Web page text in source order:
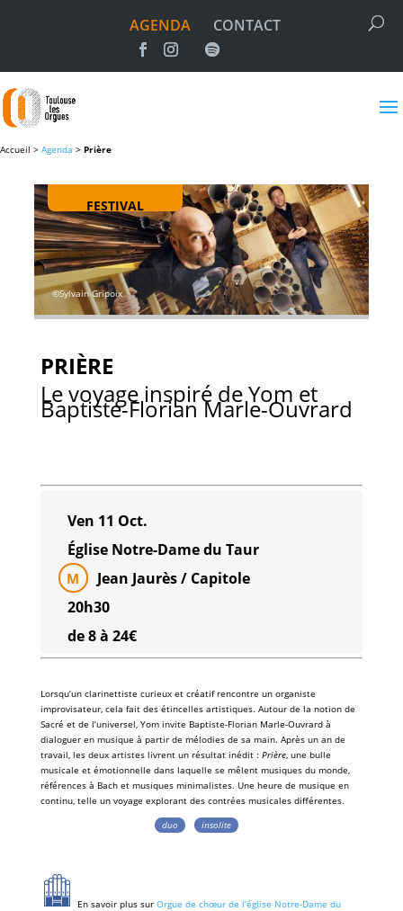
AGENDA CONTACT
Accueil > Agenda > Prière
FESTIVAL
©Sylvain Gripoix
PRIÈRE
Le voyage inspiré de Yom et
Baptiste-Florian Marle-Ouvrard
Ven 11 Oct.
Église Notre-Dame du Taur
M
Jean Jaurès / Capitole
20h30
de 8 à 24€
Lorsqu’un clarinettiste curieux et créatif rencontre un organiste
improvisateur, cela fait des étincelles artistiques. Autour de la notion de
Sacré et de l’universel, Yominvite Baptiste-Florian Marle-Ouvrardà
dialoguer en musique à partir de mélodiesde sa main. Après un an de
travail, les deux artisteslivrent un résultat inédit : Prière, une bulle
musicale et émotionnelle dans laquelle se mêlent musiques du monde,
références à Bachet musiques minimalistes. Une heure de musique en
continu, telle un voyage explorant des contrées musicalesdifférentes.
duo
insolite
En savoir plus sur Orgue de chœur de l’église Notre-Dame du